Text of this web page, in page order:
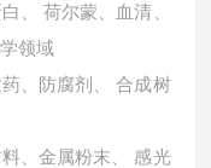
、 荷尔蒙、血清、
领域
、防腐剂、 合成树
、金属粉末、 感光